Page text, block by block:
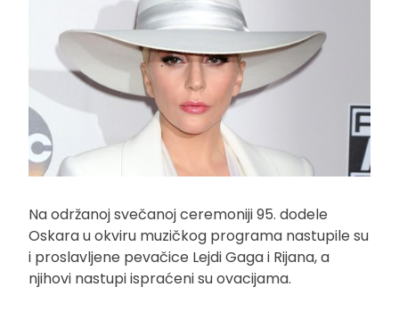
Na održanoj svečanoj ceremoniji 95. dodele
Oskara u okviru muzičkog programa nastupile su
i proslavljene pevačice Lejdi Gaga i Rijana, a
njihovi nastupi ispraćeni su ovacijama.